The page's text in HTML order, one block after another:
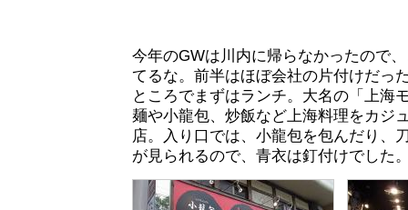
今年のGWは川内に帰らなかったので
てるな。前半はほぼ会社の片付けだっ
ところでまずはランチ。大名の「上海
麺や小龍包、炒飯など上海料理をカジ
店。入り口では、小龍包を包んだり、
が見られるので、青衣は釘付けでした